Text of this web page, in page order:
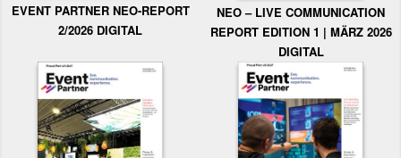
EVENT PARTNER NEO-REPORT
2/2026 DIGITAL
NEO – LIVE COMMUNICATION
REPORT EDITION 1 | MÄRZ 2026
DIGITAL